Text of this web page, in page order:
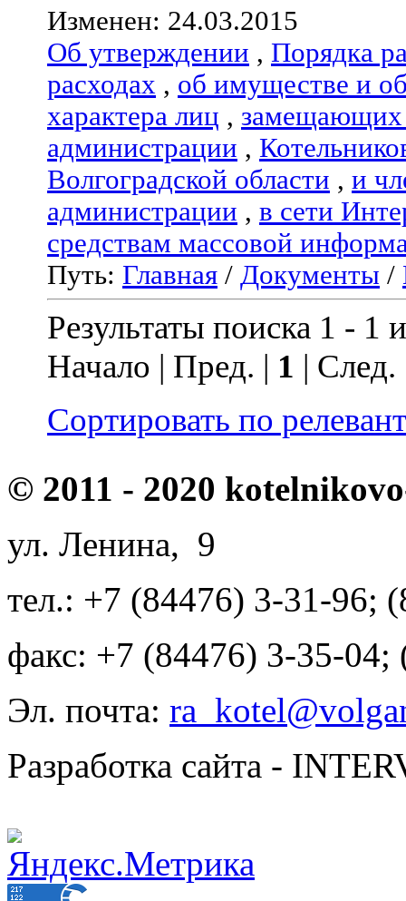
Изменен: 24.03.2015
Об утверждении , Порядка
расходах , об имуществе и
характера лиц , замещающих
администрации ,
Волгоградской области , и
администрации , в сети
средствам массовой
Путь: Главная / Документы /
Результаты поиска 1 - 1
Начало | Пред. | 1 |
Сортировать по
© 2011 - 2020
ул. Ленина, 9
тел.: +7 (84476) 3-31-96;
факс: +7 (84476) 3-35-04;
Эл. почта:
Разработка сайта -